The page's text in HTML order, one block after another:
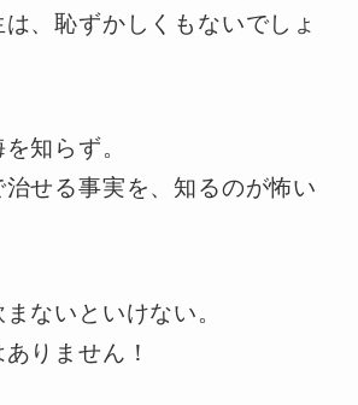
、恥ずかしくもないでしょ
知らず。
せる事実を、知るのが怖い
ないといけない。
りません！